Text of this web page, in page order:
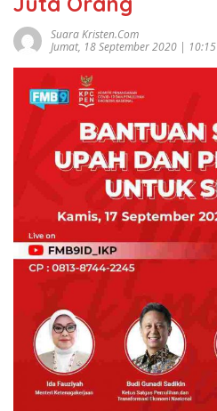
Suara Kristen.com
Jumat, 18 September 2020 | 10:15